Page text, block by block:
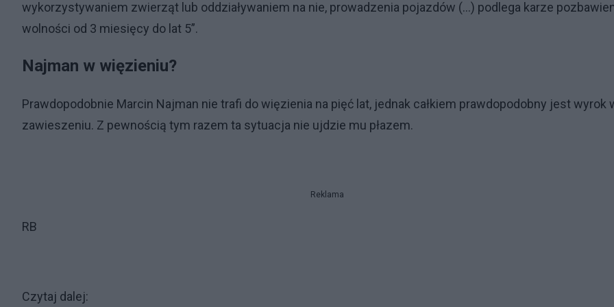
wykorzystywaniem zwierząt lub oddziaływaniem na nie, prowadzenia pojazdów (...) podlega karze
wolności od 3 miesięcy do lat 5”.
Najman w więzieniu?
Prawdopodobnie Marcin Najman nie trafi do więzienia na pięć lat, jednak całkiem prawdopodobny jest wyrok
zawieszeniu. Z pewnością tym razem ta sytuacja nie ujdzie mu płazem.
Reklama
RB
Czytaj dalej: